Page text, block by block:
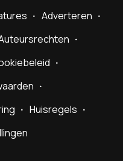
Adverteren
Huisregels